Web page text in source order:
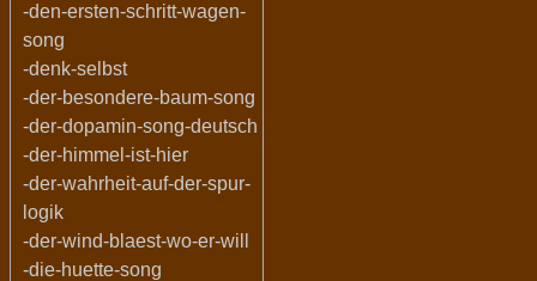
-den-ersten-schritt-wagen-
song
-denk-selbst
-der-besondere-baum-song
-der-dopamin-song-deutsch
-der-himmel-ist-hier
-der-wahrheit-auf-der-spur-
logik
-der-wind-blaest-wo-er-will
-die-huette-song